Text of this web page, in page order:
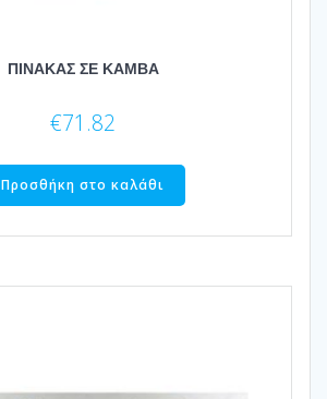
ΠΙΝΑΚΑΣ ΣΕ ΚΑΜΒΑ
€71.82
Προσθήκη στο καλάθι